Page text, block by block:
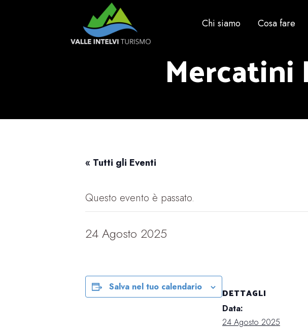
Chi siamo Cosa fare
Mercatini
« Tutti gli Eventi
Questo evento è passato.
24 Agosto 2025
Salva nel tuo calendario DETTAGLI
Data:
24 Agosto 2025